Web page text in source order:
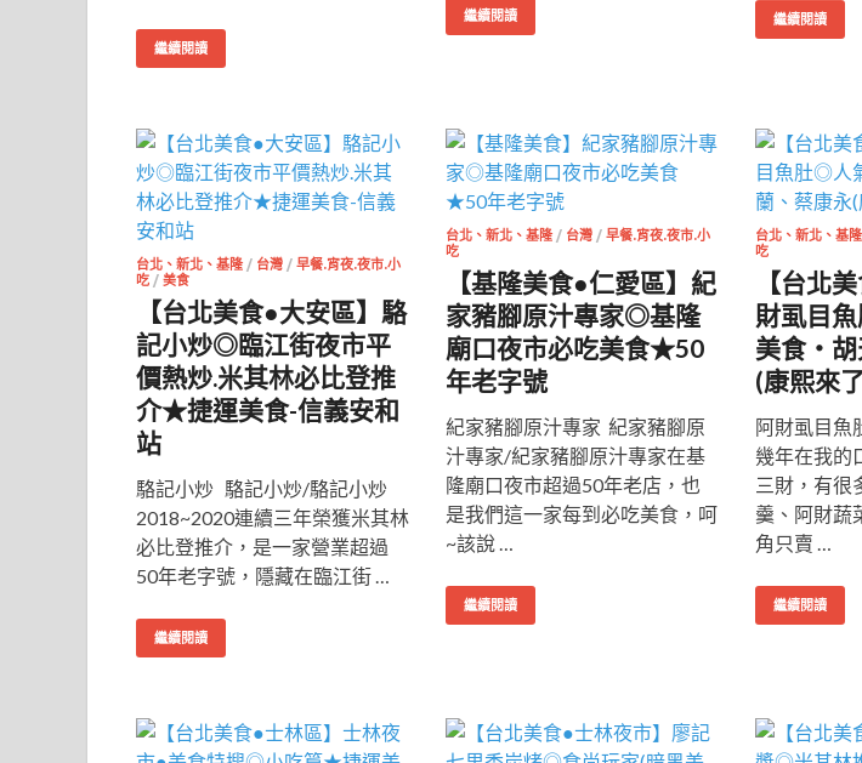
繼續閱讀
繼續閱讀 繼續閱讀
台北、新北、基隆 / 台灣 / 早餐.宵夜.夜市.小
吃 / 美食
【台北美食●大安區】駱
記小炒◎臨江街夜市平
價熱炒.米其林必比登推
介★捷運美食-信義安和
站
駱記小炒 駱記小炒/駱記小炒
2018~2020連續三年榮獲米其林
必比登推介，是一家營業超過
50年老字號，隱藏在臨江街 …
繼續閱讀
台北、新北、基隆 / 台灣 / 早餐.宵夜.夜市.小
吃
【基隆美食●仁愛區】紀
家豬腳原汁專家◎基隆
廟口夜市必吃美食★50
年老字號
紀家豬腳原汁專家 紀家豬腳原
汁專家/紀家豬腳原汁專家在基
隆廟口夜市超過50年老店，也
是我們這一家每到必吃美食，呵
~該說 …
繼續閱讀
台北、新北、基隆
吃
【台北
財虱目
美食‧胡
(康熙來
阿財虱目魚
幾年在我的
三財，有很
羹、阿財蔬
角只賣 …
繼續閱讀